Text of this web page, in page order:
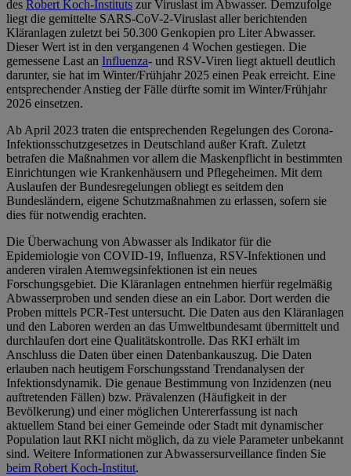
des Robert Koch-Instituts zur Viruslast im Abwasser. Demzufolge
liegt die gemittelte SARS-CoV-2-Viruslast aller berichtenden
Kläranlagen zuletzt bei 50.300 Genkopien pro Liter Abwasser.
Dieser Wert ist in den vergangenen 4 Wochen gestiegen. Die
gemessene Last an Influenza- und RSV-Viren liegt aktuell deutlich
darunter, sie hat im Winter/Frühjahr 2025 einen Peak erreicht. Eine
entsprechender Anstieg der Fälle dürfte somit im Winter/Frühjahr
2026 einsetzen.
Ab April 2023 traten die entsprechenden Regelungen des Corona-
Infektionsschutzgesetzes in Deutschland außer Kraft. Zuletzt
betrafen die Maßnahmen vor allem die Maskenpflicht in bestimmten
Einrichtungen wie Krankenhäusern und Pflegeheimen. Mit dem
Auslaufen der Bundesregelungen obliegt es seitdem den
Bundesländern, eigene Schutzmaßnahmen zu erlassen, sofern sie
dies für notwendig erachten.
Die Überwachung von Abwasser als Indikator für die
Epidemiologie von COVID-19, Influenza, RSV-Infektionen und
anderen viralen Atemwegsinfektionen ist ein neues
Forschungsgebiet. Die Kläranlagen entnehmen hierfür regelmäßig
Abwasserproben und senden diese an ein Labor. Dort werden die
Proben mittels PCR-Test untersucht. Die Daten aus den Kläranlagen
und den Laboren werden an das Umweltbundesamt übermittelt und
durchlaufen dort eine Qualitätskontrolle. Das RKI erhält im
Anschluss die Daten über einen Datenbankauszug. Die Daten
erlauben nach heutigem Forschungsstand Trendanalysen der
Infektionsdynamik. Die genaue Bestimmung von Inzidenzen (neu
auftretenden Fällen) bzw. Prävalenzen (Häufigkeit in der
Bevölkerung) und einer möglichen Untererfassung ist nach
aktuellem Stand bei einer Gemeinde oder Stadt mit dynamischer
Population laut RKI nicht möglich, da zu viele Parameter unbekannt
sind. Weitere Informationen zur Abwassersurveillance finden Sie
beim Robert Koch-Institut.